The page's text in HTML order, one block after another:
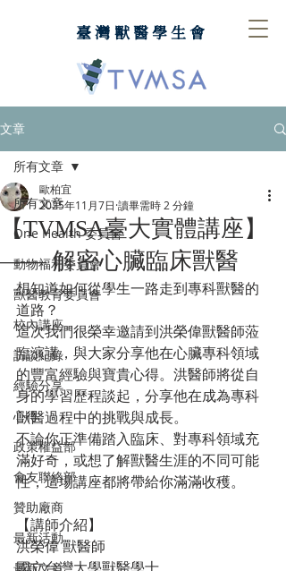
臺灣獸醫學生會
文章
所有文章
One Health 委員會
動物福利委員會
獸醫教育委員會
校內講座
訪談紀錄
經驗分享
心得
政策權益部
會友聯絡部
贊助廠商
最新活動
所有文章
【TVMSA臺大實體講座】
—— 解密心臟臨床獸醫
歐柏宜
2025年11月7日 讀畢需時 2 分鐘
想知道如何從學生一路走到專科獸醫的
道路？
這次我們很榮幸邀請到洪榮偉獸醫師蒞
臨演講，與大家分享他在心臟專科領域
的豐富經驗與寶貴心得。洪醫師將從自
身的學習歷程談起，分享他在成為專科
獸醫過程中的挑戰與成長。
不論你正準備踏入臨床、對專科領域充
滿好奇，或想了解獸醫生涯的不同可能
性，這場講座都將帶給你滿滿收穫。
【講師介紹】
洪榮偉 獸醫師